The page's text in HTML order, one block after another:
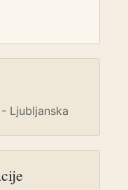
Ljubljanska